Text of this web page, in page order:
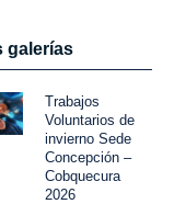
galerías
Trabajos
Voluntarios de
invierno Sede
Concepción –
Cobquecura
2026